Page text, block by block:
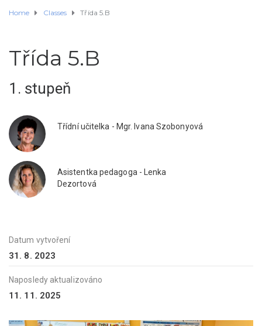
Home Classes Třída 5.B
Třída 5.B
1. stupeň
Třídní učitelka - Mgr. Ivana Szobonyová
Asistentka pedagoga - Lenka
Dezortová
Datum vytvoření
31. 8. 2023
Naposledy aktualizováno
11. 11. 2025